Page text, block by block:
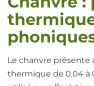
Le chanvre
thermique de 0,04 à